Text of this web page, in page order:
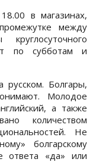
в магазинах,
между
по субботам и
Болгары,
Молодое
а также
количеством
Не
болгарскому
ответа «да» или